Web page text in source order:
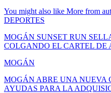
You might also like More from
DEPORTES
MOGÁN SUNSET RUN
COLGANDO EL CARTEL DE
MOGÁN
MOGÁN ABRE UNA NUEVA
AYUDAS PARA LA